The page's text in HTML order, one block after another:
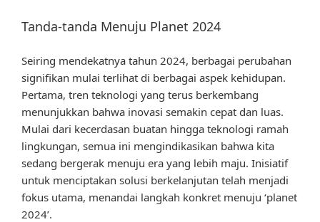
Tanda-tanda Menuju Planet 2024
Seiring mendekatnya tahun 2024, berbagai perubahan
signifikan mulai terlihat di berbagai aspek kehidupan.
Pertama, tren teknologi yang terus berkembang
menunjukkan bahwa inovasi semakin cepat dan luas.
Mulai dari kecerdasan buatan hingga teknologi ramah
lingkungan, semua ini mengindikasikan bahwa kita
sedang bergerak menuju era yang lebih maju. Inisiatif
untuk menciptakan solusi berkelanjutan telah menjadi
fokus utama, menandai langkah konkret menuju ‘planet
2024’.